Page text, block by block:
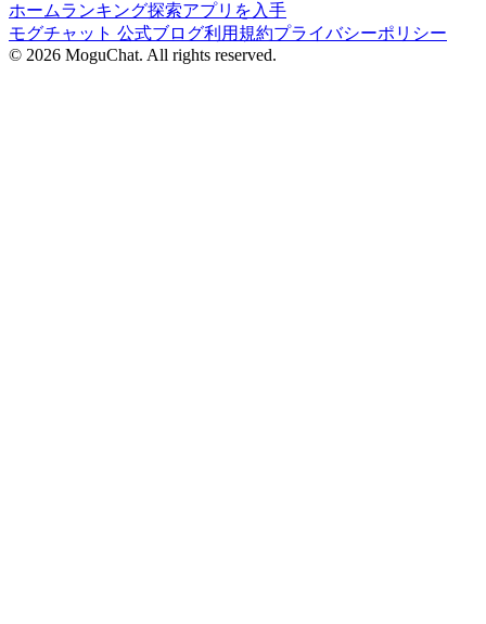
ホームランキング探索アプリを入手
モグチャット 公式ブログ利用規約プライバシーポリシー
© 2026 MoguChat. All rights reserved.